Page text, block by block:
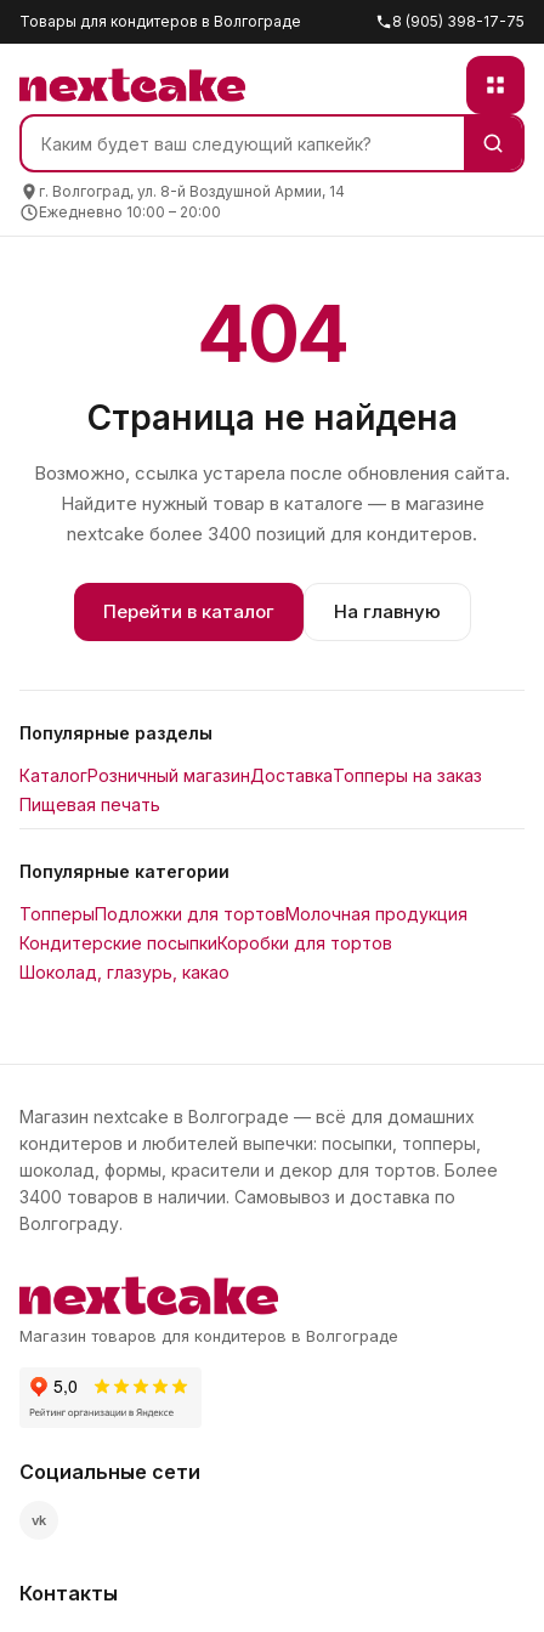
Товары для кондитеров в Волгограде 8 (905) 398-17-75
г. Волгоград, ул. 8-й Воздушной Армии, 14
Ежедневно 10:00 – 20:00
404
Страница не найдена
Возможно, ссылка устарела после обновления сайта.
Найдите нужный товар в каталоге — в магазине
nextcake более 3400 позиций для кондитеров.
Перейти в каталог На главную
Популярные разделы
КаталогРозничный магазинДоставкаТопперы на заказ
Пищевая печать
Популярные категории
ТопперыПодложки для тортовМолочная продукция
Кондитерские посыпкиКоробки для тортов
Шоколад, глазурь, какао
Магазин nextcake в Волгограде — всё для домашних
кондитеров и любителей выпечки: посыпки, топперы,
шоколад, формы, красители и декор для тортов. Более
3400 товаров в наличии. Самовывоз и доставка по
Волгограду.
Магазин товаров для кондитеров в Волгограде
Социальные сети
vk
Контакты